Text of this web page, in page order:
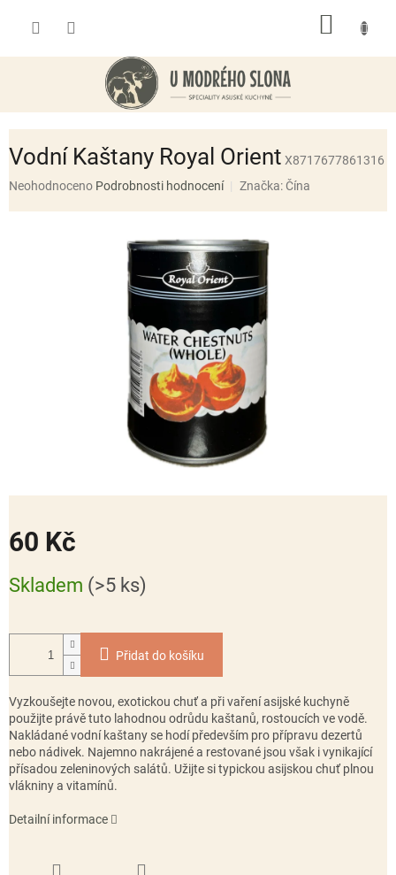
Vodní Kaštany Royal Orient X8717677861316
Průměrné
Neohodnoceno Podrobnosti hodnocení Značka: Čína
60 Kč
cena:
Skladem (>5 ks)
Přidat do košíku
Vyzkoušejte novou, exotickou chuť a při vaření asijské kuchyně
použijte právě tuto lahodnou odrůdu kaštanů, rostoucích ve vodě.
Nakládané vodní kaštany se hodí především pro přípravu dezertů
nebo nádivek. Najemno nakrájené a restované jsou však i vynikající
přísadou zeleninových salátů. Užijte si typickou asijskou chuť plnou
vlákniny a vitamínů.
Detailní informace